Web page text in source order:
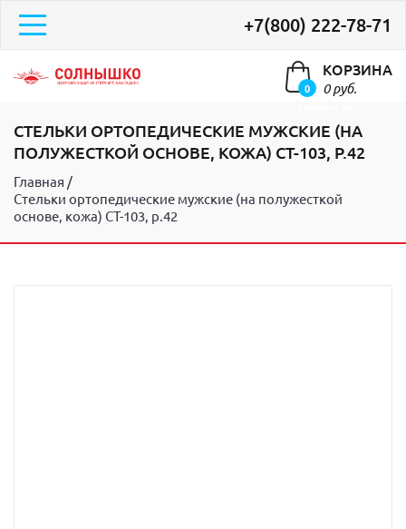
+7(800) 222-78-71
0
КОРЗИНА
0 руб.
СТЕЛЬКИ ОРТОПЕДИЧЕСКИЕ МУЖСКИЕ (НА
ПОЛУЖЕСТКОЙ ОСНОВЕ, КОЖА) СТ-103, Р.42
Главная
Стельки ортопедические мужские (на полужесткой
основе, кожа) СТ-103, р.42